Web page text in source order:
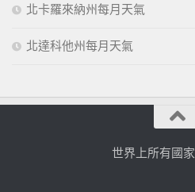
北卡羅來納州每月天氣
北達科他州每月天氣
世界上所有國家